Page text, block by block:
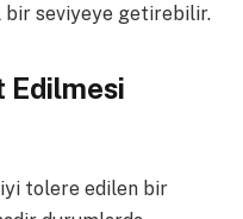
bir seviyeye getirebilir.
Edilmesi
iyi tolere edilen bir